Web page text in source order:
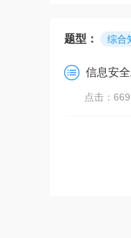
题型： 综合
信息安
点击：669